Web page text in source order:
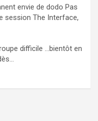
envie de dodo Pas
session The Interface,
difficile ...bientôt en